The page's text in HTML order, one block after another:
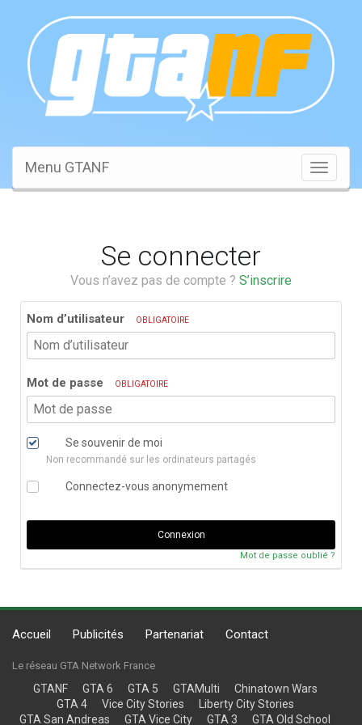
Toggle
Menu GTANF
Se connecter
Vous n’avez pas de compte ? S’inscrire
Nom d’utilisateur OBLIGATOIRE
Mot de passe OBLIGATOIRE
Se souvenir de moi
Non recommandé sur les ordinateurs partagés
Connectez-vous anonymement
Connexion
Mot de passe oublié ?
Accueil Publicités Partenariat Contact
Le réseau GTA Network France
GTANF GTA 6 GTA 5 GTAMulti
Chinatown Wars
GTA 4
Vice City Stories
Liberty City Stories
GTA San Andreas
GTA Vice City GTA 3 GTA Old School